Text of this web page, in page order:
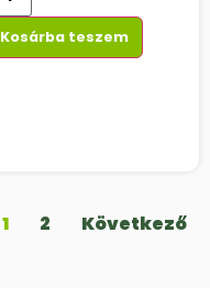
Kosárba teszem
1 2 Következő